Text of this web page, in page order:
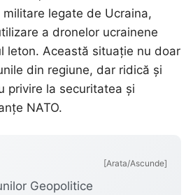
legate de Ucraina,
a dronelor ucrainene
leton. Această situație nu doar
din regiune, dar ridică și
privire la securitatea și
NATO.
[Arata/Ascunde]
Geopolitice